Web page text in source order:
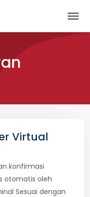
Virtual
konfirmasi
otomatis oleh
Sesuai dengan